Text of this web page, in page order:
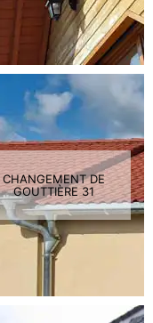
CHANGEMENT DE
GOUTTIÈRE 31